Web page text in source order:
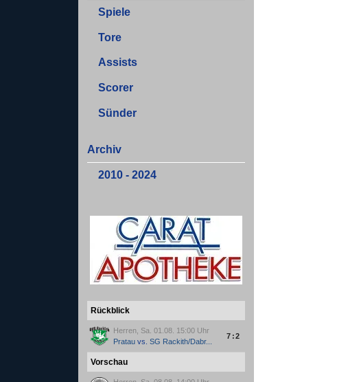
Spiele
Tore
Assists
Scorer
Sünder
Archiv
2010 - 2024
Rückblick
Herren, Sa. 01.08. 15:00 Uhr
Pratauvs. SG Rackith/Dabr...
7:2
Vorschau